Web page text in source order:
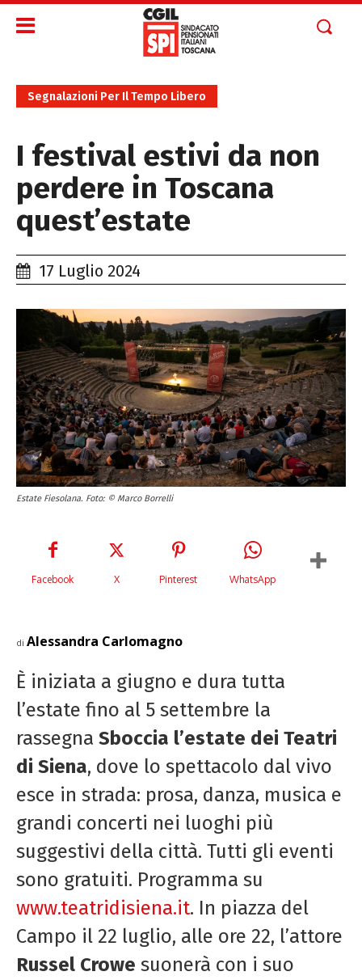
Segnalazioni Per Il Tempo Libero
I festival estivi da non
perdere in Toscana
quest’estate
17 Luglio 2024
Estate Fiesolana. Foto: © Marco Borrelli
Facebook X Pinterest WhatsApp
di Alessandra Carlomagno
È iniziata a giugno e dura tutta
l’estate fino al 5 settembre la
rassegna Sboccia l’estate dei Teatri
di Siena, dove lo spettacolo dal vivo
esce in strada: prosa, danza, musica e
grandi concerti nei luoghi più
suggestivi della città. Tutti gli eventi
sono gratuiti. Programma su
www.teatridisiena.it. In piazza del
Campo il 22 luglio, alle ore 22, l’attore
Russel Crowe suonerà con i suo